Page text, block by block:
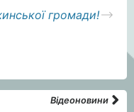
громади!
Відеоновини